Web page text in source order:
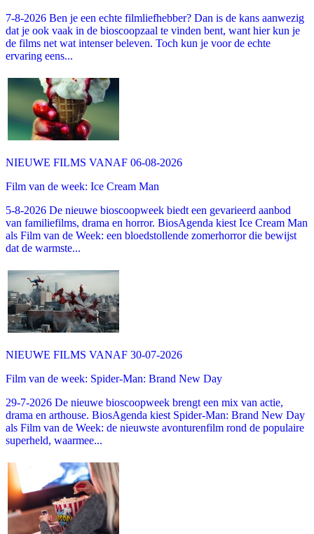
7-8-2026 Ben je een echte filmliefhebber? Dan is de kans aanwezig
dat je ook vaak in de bioscoopzaal te vinden bent, want hier kun je
de films net wat intenser beleven. Toch kun je voor de echte
ervaring eens...
NIEUWE FILMS VANAF 06-08-2026
Film van de week: Ice Cream Man
5-8-2026 De nieuwe bioscoopweek biedt een gevarieerd aanbod
van familiefilms, drama en horror. BiosAgenda kiest Ice Cream Man
als Film van de Week: een bloedstollende zomerhorror die bewijst
dat de warmste...
NIEUWE FILMS VANAF 30-07-2026
Film van de week: Spider-Man: Brand New Day
29-7-2026 De nieuwe bioscoopweek brengt een mix van actie,
drama en arthouse. BiosAgenda kiest Spider-Man: Brand New Day
als Film van de Week: de nieuwste avonturenfilm rond de populaire
superheld, waarmee...